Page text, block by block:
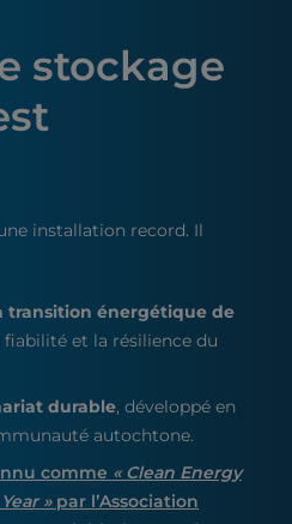
stockage
installation record. Il
transition énergétique de
et la résilience du
durable, développé en
autochtone.
comme « Clean Energy
»par l’Association